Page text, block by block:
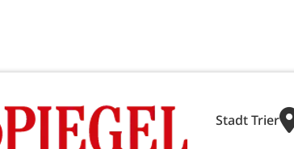
Stadt Trier